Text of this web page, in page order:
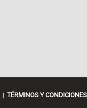
|TÉRMINOS Y